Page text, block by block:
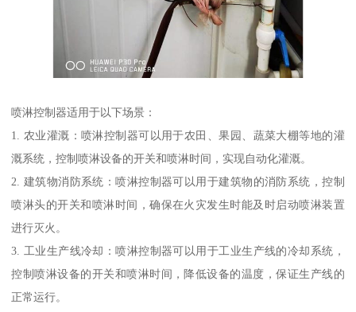
喷淋控制器适用于以下场景：
1. 农业灌溉：喷淋控制器可以用于农田、果园、蔬菜大棚等地的灌
溉系统，控制喷淋设备的开关和喷淋时间，实现自动化灌溉。
2. 建筑物消防系统：喷淋控制器可以用于建筑物的消防系统，控制
喷淋头的开关和喷淋时间，确保在火灾发生时能及时启动喷淋装置
进行灭火。
3. 工业生产线冷却：喷淋控制器可以用于工业生产线的冷却系统，
控制喷淋设备的开关和喷淋时间，降低设备的温度，保证生产线的
正常运行。